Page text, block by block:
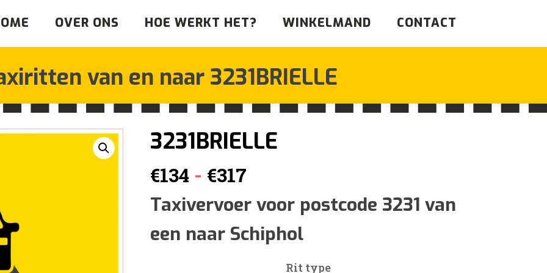
OVER ONS HOE WERKT HET? WINKELMAND CONTACT
van en naar 3231BRIELLE
3231BRIELLE
€134 - €317Prijsklasse:
€134
tot
Taxivervoer voor postcode 3231 van
een naar Schiphol
Rit type